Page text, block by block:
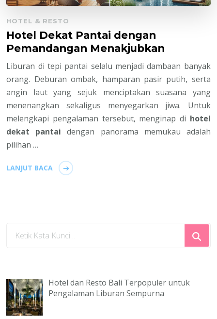
HOTEL & RESTO
Hotel Dekat Pantai dengan
Pemandangan Menakjubkan
Liburan di tepi pantai selalu menjadi dambaan banyak
orang. Deburan ombak, hamparan pasir putih, serta
angin laut yang sejuk menciptakan suasana yang
menenangkan sekaligus menyegarkan jiwa. Untuk
melengkapi pengalaman tersebut, menginap di hotel
dekat pantai dengan panorama memukau adalah
pilihan …
LANJUT BACA
Sesuatu?
Hotel dan Resto Bali Terpopuler untuk
Pengalaman Liburan Sempurna